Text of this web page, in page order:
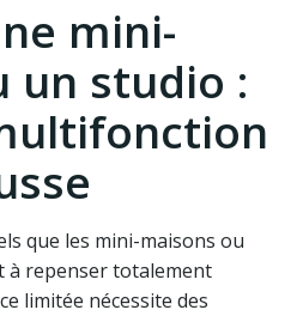
mini-
un studio :
que les mini-maisons ou
à repenser totalement
limitée nécessite des